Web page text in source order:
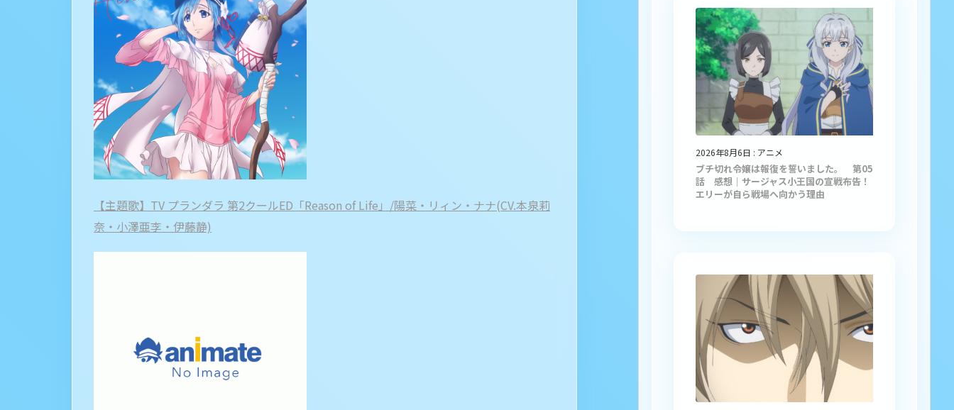
【主題歌】TV プランダラ 第2クールED「Reason of Life」/陽菜・リィン・ナナ(CV.本泉莉
奈・小澤亜李・伊藤静)
2026年8月6日 : アニメ
ブチ切れ令嬢は報復を誓いました。 第05
話 感想｜サージャス小王国の宣戦布告！
エリーが自ら戦場へ向かう理由